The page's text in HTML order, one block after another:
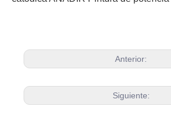
Anterior:
Siguiente: